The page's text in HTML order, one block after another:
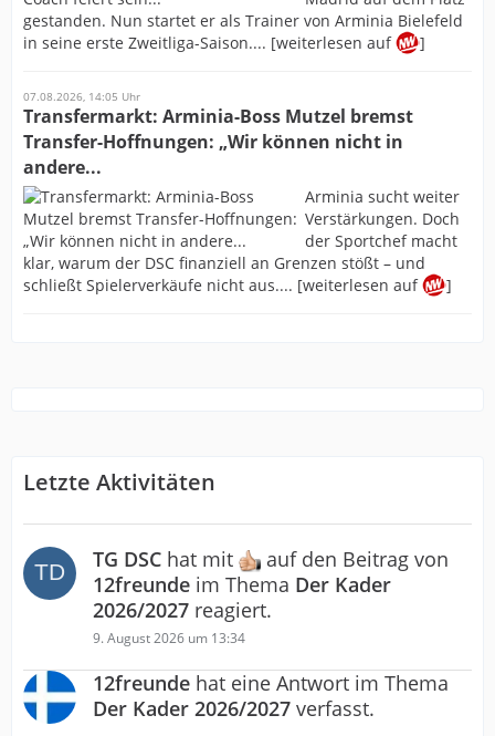
gestanden. Nun startet er als Trainer von Arminia Bielefeld
in seine erste Zweitliga-Saison.... [weiterlesen auf
]
07.08.2026, 14:05 Uhr
Transfermarkt: Arminia-Boss Mutzel bremst
Transfer-Hoffnungen: „Wir können nicht in
andere...
Arminia sucht weiter
Verstärkungen. Doch
der Sportchef macht
klar, warum der DSC finanziell an Grenzen stößt – und
schließt Spielerverkäufe nicht aus.... [weiterlesen auf
]
Letzte Aktivitäten
TG DSC hat mit
auf den Beitrag von
12freunde im Thema Der Kader
2026/2027 reagiert.
9. August 2026 um 13:34
12freunde hat eine Antwort im Thema
Der Kader 2026/2027 verfasst.